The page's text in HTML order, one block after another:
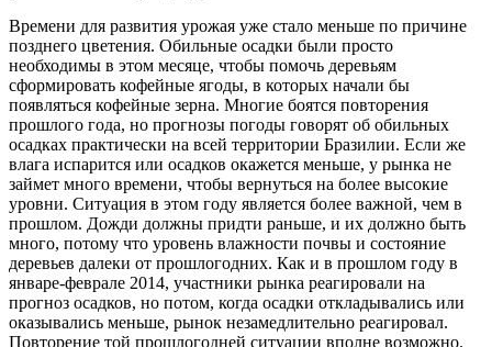
Времени для развития урожая уже стало меньше по причине
позднего цветения. Обильные осадки были просто
необходимы в этом месяце, чтобы помочь деревьям
сформировать кофейные ягоды, в которых начали бы
появляться кофейные зерна. Многие боятся повторения
прошлого года, но прогнозы погоды говорят об обильных
осадках практически на всей территории Бразилии. Если же
влага испарится или осадков окажется меньше, у рынка не
займет много времени, чтобы вернуться на более высокие
уровни. Ситуация в этом году является более важной, чем в
прошлом. Дожди должны придти раньше, и их должно быть
много, потому что уровень влажности почвы и состояние
деревьев далеки от прошлогодних. Как и в прошлом году в
январе-феврале 2014, участники рынка реагировали на
прогноз осадков, но потом, когда осадки откладывались или
оказывались меньше, рынок незамедлительно реагировал.
Повторение той прошлогодней ситуации вполне возможно.